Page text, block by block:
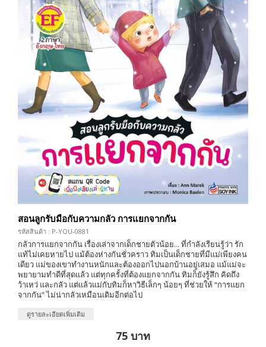
สอนลูกรับมือกับความกลัว การแยกจากกัน
รหัสสินค้า : P-YOU-0881
กลัวการแยกจากกัน เรื่องเล่าจากเด็กชายตัวน้อย... ที่กำลังเรียนรู้ว่า รัก
แท้ไม่เคยหายไป แม้ต้องห่างกันชั่วคราว ทิมเป็นเด็กชายที่มีแม่เพียงคน
เดียว แม่ของเขาทำงานหนักและต้องออกไปนอกบ้านอยู่เสมอ แม้แม่จะ
พยายามทำดีที่สุดแล้ว แต่ทุกครั้งที่ต้องแยกจากกัน ทิมก็ยังรู้สึก คิดถึง
ว้าเหว่ และกลัว แต่แล้วแม่กับทิมก็หาวิธีเล็กๆ น้อยๆ ที่ช่วยให้ “การแยก
จากกัน” ไม่น่ากลัวเหมือนเดิมอีกต่อไป
ดูรายละเอียดเพิ่มเติม
75 บาท